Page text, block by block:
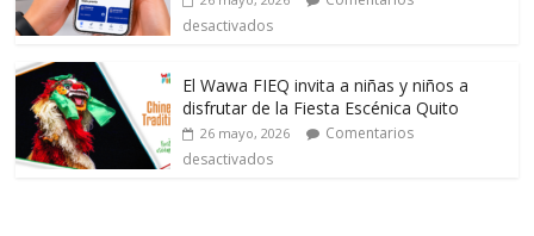
desactivados
El Wawa FIEQ invita a niñas y niños a
disfrutar de la Fiesta Escénica Quito
26 mayo, 2026
Comentarios
desactivados